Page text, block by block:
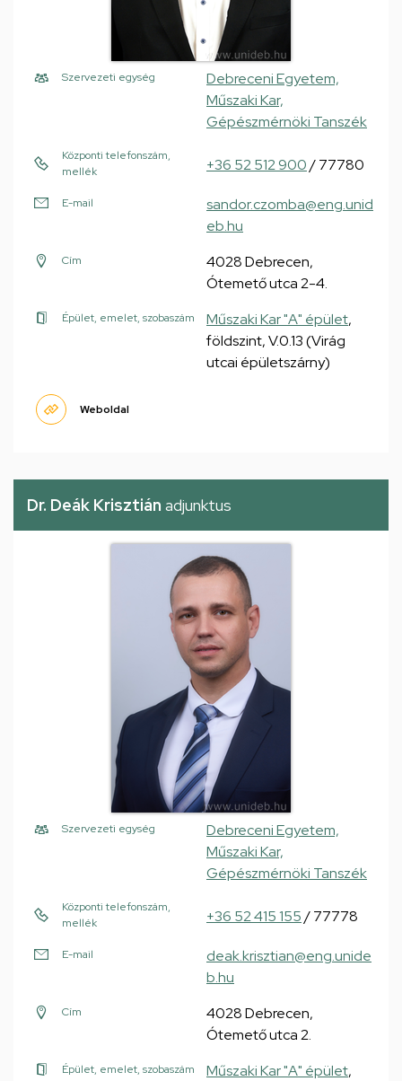
Szervezeti egység
Debreceni Egyetem,
Műszaki Kar,
Gépészmérnöki Tanszék
Központi telefonszám,
mellék
+36 52 512 900/ 77780
E-mail
sandor.czomba@eng.unid
eb.hu
Cím
4028 Debrecen,
Ótemető utca 2-4.
Épület, emelet, szobaszám Műszaki Kar "A" épület,
földszint, V.0.13 (Virág
utcai épületszárny)
Weboldal
Dr. Deák Krisztián adjunktus
Szervezeti egység
Debreceni Egyetem,
Műszaki Kar,
Gépészmérnöki Tanszék
Központi telefonszám,
mellék
+36 52 415 155/ 77778
E-mail
deak.krisztian@eng.unide
b.hu
Cím
4028 Debrecen,
Ótemető utca 2.
Épület, emelet, szobaszám Műszaki Kar "A" épület,